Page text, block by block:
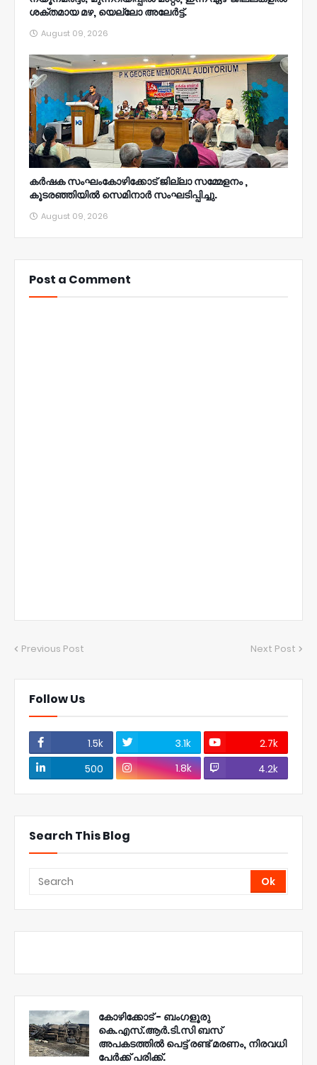
ശക്തമായ മഴ, യെല്ലോ അലേര്‍ട്ട്.
August 09, 2026
കർഷക സംഘംകോഴിക്കോട് ജില്ലാ സമ്മേളനം ,
കൂടരഞ്ഞിയിൽ സെമിനാർ സംഘടിപ്പിച്ചു.
August 09, 2026
Post a Comment
Previous Post Next Post
Follow Us
1.5k 3.1k
2.7k
500
1.8k 4.2k
Search This Blog
കോഴിക്കോട് - ബംഗളൂരു
കെ.എസ്.ആർ.ടി.സി ബസ്
അപകടത്തിൽ പെട്ട് രണ്ട് മരണം, നിരവധി
പേർക്ക് പരിക്ക്.